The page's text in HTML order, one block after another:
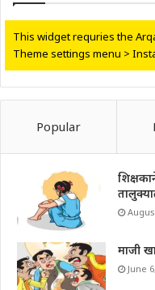
This widget requries the
Theme settings menu >
Popular
माजी
June